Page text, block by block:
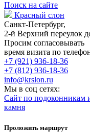
Поиск на сайте
Красный слон
Санкт-Петербург,
2-й Верхний переулок
Просим согласовывать
время визита по
+7 (921) 936-18-36
+7 (812) 936-18-36
info@krslon.ru
Мы в соц сетях:
Сайт по подоконникам
камня
Проложить маршрут